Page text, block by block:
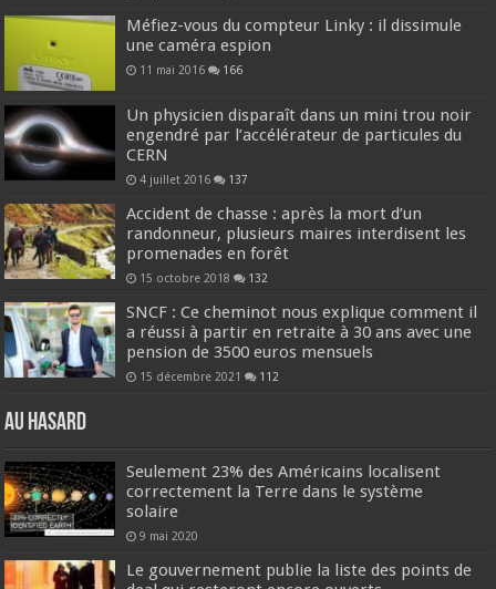
Méfiez-vous du compteur Linky : il dissimule
une caméra espion
11 mai 2016 166
Un physicien disparaît dans un mini trou noir
engendré par l’accélérateur de particules du
CERN
4 juillet 2016 137
Accident de chasse : après la mort d’un
randonneur, plusieurs maires interdisent les
promenades en forêt
15 octobre 2018 132
SNCF : Ce cheminot nous explique comment il
a réussi à partir en retraite à 30 ans avec une
pension de 3500 euros mensuels
15 décembre 2021 112
Au hasard
Seulement 23% des Américains localisent
correctement la Terre dans le système
solaire
9 mai 2020
Le gouvernement publie la liste des points de